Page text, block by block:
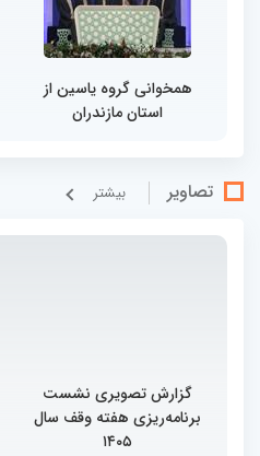
همخوانی گروه یاسین از
استان مازندران
تصاویر بيشتر
گزارش تصویری نشست
برنامه‌ریزی هفته وقف سال
۱۴۰۵